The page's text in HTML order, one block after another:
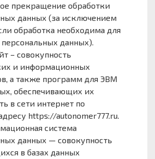
прекращение обработки
данных (за исключением
обработка необходима для
персональных данных).
– совокупность
и информационных
а также программ для ЭВМ
обеспечивающих их
в сети интернет по
https://autonomer777.ru.
система
данных — совокупность
в базах данных